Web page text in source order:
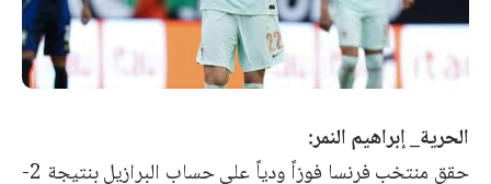
الحرية_ إبراهيم النمر:
حقق منتخب فرنسا فوزاً ودياً على حساب البرازيل بنتيجة 2-